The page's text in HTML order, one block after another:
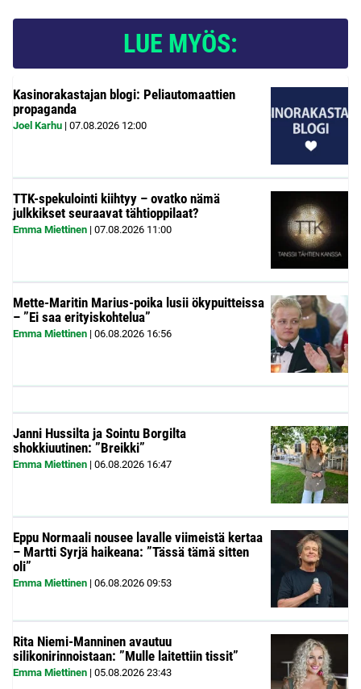
LUE MYÖS:
Kasinorakastajan blogi: Peliautomaattien
propaganda
Joel Karhu | 07.08.2026 12:00
TTK-spekulointi kiihtyy – ovatko nämä
julkkikset seuraavat tähtioppilaat?
Emma Miettinen | 07.08.2026 11:00
Mette-Maritin Marius-poika lusii ökypuitteissa
– ”Ei saa erityiskohtelua”
Emma Miettinen | 06.08.2026 16:56
Janni Hussilta ja Sointu Borgilta
shokkiuutinen: ”Breikki”
Emma Miettinen | 06.08.2026 16:47
Eppu Normaali nousee lavalle viimeistä kertaa
– Martti Syrjä haikeana: ”Tässä tämä sitten
oli”
Emma Miettinen | 06.08.2026 09:53
Rita Niemi-Manninen avautuu
silikonirinnoistaan: ”Mulle laitettiin tissit”
Emma Miettinen | 05.08.2026 23:43